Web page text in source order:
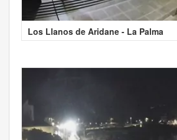
Los Llanos de Aridane - La Palma